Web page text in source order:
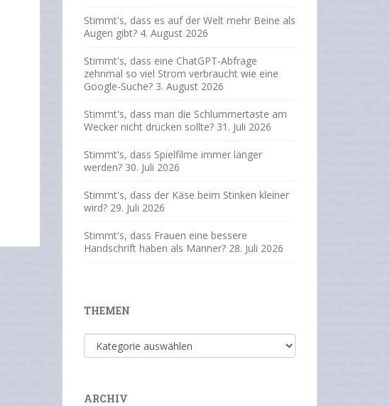
Stimmt's, dass es auf der Welt mehr Beine als
Augen gibt? 4. August 2026
Stimmt's, dass eine ChatGPT-Abfrage
zehnmal so viel Strom verbraucht wie eine
Google-Suche? 3. August 2026
Stimmt's, dass man die Schlummertaste am
Wecker nicht drücken sollte? 31. Juli 2026
Stimmt's, dass Spielfilme immer länger
werden? 30. Juli 2026
Stimmt's, dass der Käse beim Stinken kleiner
wird? 29. Juli 2026
Stimmt's, dass Frauen eine bessere
Handschrift haben als Männer? 28. Juli 2026
THEMEN
Themen
ARCHIV